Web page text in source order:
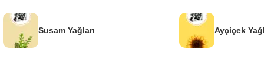
Susam Yağları Ayçiçek